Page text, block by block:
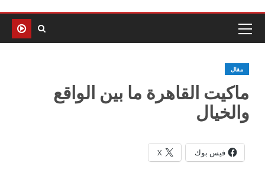
مقال
ماكيت القاهرة ما بين الواقع
والخيال
فيس بوك X